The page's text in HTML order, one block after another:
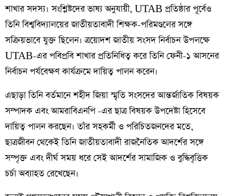
শাখার সদস্য। সংশ্লিষ্টদের ভাষ্য অনুযায়ী, UTAB প্রতিষ্ঠার পূর্বেও
তিনি বিশ্ববিদ্যালয়ের জাতীয়তাবাদী শিক্ষক-পরিমণ্ডলের সঙ্গে
সক্রিয়ভাবে যুক্ত ছিলেন। ত্রয়োদশ জাতীয় সংসদ নির্বাচন উপলক্ষে
UTAB-এর পবিপ্রবি শাখার প্রতিনিধিত্ব করে তিনি ফেনী-১ আসনের
নির্বাচন পর্যবেক্ষণ কার্যক্রমে দায়িত্ব পালন করেন।
এছাড়া তিনি বর্তমানে শহীদ জিয়া স্মৃতি সংসদের আন্তর্জাতিক বিষয়ক
সম্পাদক এবং আমরাবিএনপি -এর ছাত্র বিষয়ক উপদেষ্টা হিসেবে
দায়িত্ব পালন করছেন। তাঁর সহকর্মী ও পরিচিতজনদের মতে,
ছাত্রজীবন থেকেই তিনি জাতীয়তাবাদী রাজনৈতিক আদর্শের সঙ্গে
সম্পৃক্ত এবং দীর্ঘ সময় ধরে সেই আদর্শের সামাজিক ও বুদ্ধিবৃত্তিক
চর্চা অব্যাহত রেখেছেন।